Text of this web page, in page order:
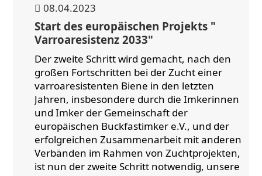
08.04.2023
Start des europäischen Projekts "
Varroaresistenz 2033"
Der zweite Schritt wird gemacht, nach den
großen Fortschritten bei der Zucht einer
varroaresistenten Biene in den letzten
Jahren, insbesondere durch die Imkerinnen
und Imker der Gemeinschaft der
europäischen Buckfastimker e.V., und der
erfolgreichen Zusammenarbeit mit anderen
Verbänden im Rahmen von Zuchtprojekten,
ist nun der zweite Schritt notwendig, unsere